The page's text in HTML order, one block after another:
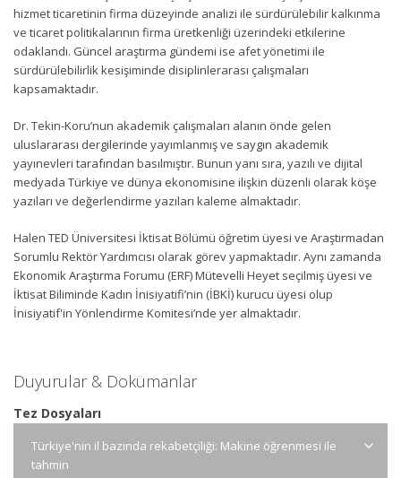
hizmet ticaretinin firma düzeyinde analizi ile sürdürülebilir kalkınma
ve ticaret politikalarının firma üretkenliği üzerindeki etkilerine
odaklandı. Güncel araştırma gündemi ise afet yönetimi ile
sürdürülebilirlik kesişiminde disiplinlerarası çalışmaları
kapsamaktadır.
Dr. Tekin-Koru’nun akademik çalışmaları alanın önde gelen
uluslararası dergilerinde yayımlanmış ve saygın akademik
yayınevleri tarafından basılmıştır. Bunun yanı sıra, yazılı ve dijital
medyada Türkiye ve dünya ekonomisine ilişkin düzenli olarak köşe
yazıları ve değerlendirme yazıları kaleme almaktadır.
Halen TED Üniversitesi İktisat Bölümü öğretim üyesi ve Araştırmadan
Sorumlu Rektör Yardımcısı olarak görev yapmaktadır. Aynı zamanda
Ekonomik Araştırma Forumu (ERF) Mütevelli Heyet seçilmiş üyesi ve
İktisat Biliminde Kadın İnisiyatifi’nin (İBKİ) kurucu üyesi olup
İnisiyatif'in Yönlendirme Komitesi’nde yer almaktadır.
Duyurular & Dokümanlar
Tez Dosyaları
Türkiye'nin il bazında rekabetçiliği: Makine öğrenmesi ile
tahmin